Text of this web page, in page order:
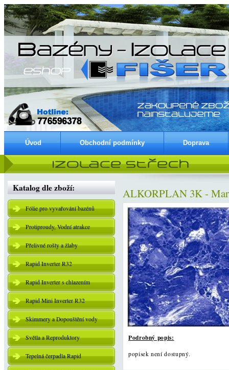
Úvod Obchodní podmínky Doprava
Katalog dle zboží:
Fólie pro vyvařování bazénů
Protiproudy, Vodní atrakce
Přelivné rošty a žlaby
Rapid Inverter R32
Rapid Inverter s chlazením
Rapid Mini Inverter R32
Skimmery a Dopouštění vody
Světla a Reproduktory
Tepelná čerpadla Rapid
ALKORPLAN 3K -
Podrobný popis:
popisek není dostupný.